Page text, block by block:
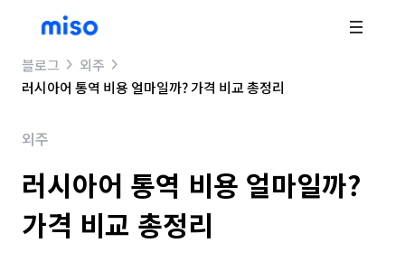
블로그
외주
러시아어 통역 비용 얼마일까? 가격 비교 총정리
외주
러시아어 통역 비용 얼마일까?
가격 비교 총정리